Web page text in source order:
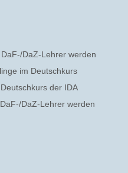
DaZ-Lehrer werden
im Deutschkurs
der IDA
DaZ-Lehrer werden